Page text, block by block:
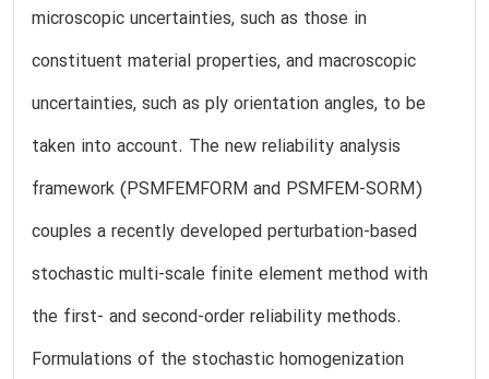
microscopic uncertainties, such as those in
constituent material properties, and macroscopic
uncertainties, such as ply orientation angles, to be
taken into account. The new reliability analysis
framework (PSMFEMFORM and PSMFEM-SORM)
couples a recently developed perturbation-based
stochastic multi-scale finite element method with
the first- and second-order reliability methods.
Formulations of the stochastic homogenization